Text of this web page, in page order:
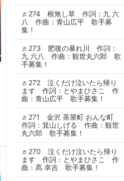
♬274 根無し草 作詞：九 六
八 作曲：青山広平 歌手募
集！
♬273 肥後の暴れ川 作詞：
九 六八 作曲：観世丸六郎 歌
手募集！
♬272 泣くだけ泣いたら帰り
ます 作詞：とやまひさこ 作
曲：青山広平 歌手募集！
♬271 金沢 茶屋町 おんな町
作詞：箕山しげる 作曲：観世
丸六郎 歌手募集！
♬270 泣くだけ泣いたら帰り
ます 作詞：とやまひさこ 作
曲：髙 幸吉 歌手募集！